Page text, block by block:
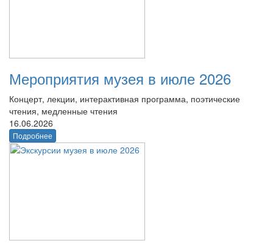
Мероприятия музея в июле 2026
Концерт, лекции, интерактивная программа, поэтические
чтения, медленные чтения
16.06.2026
Подробнее